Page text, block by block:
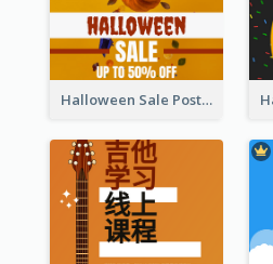
Halloween Sale Poster